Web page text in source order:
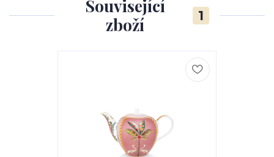
Související
zboží
1